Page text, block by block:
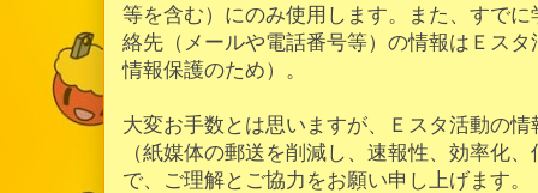
等を含む）にのみ使用します。また、すで
絡先（メールや電話番号等）の情報はＥス
情報保護のため）。
大変お手数とは思いますが、Ｅスタ活動の
（紙媒体の郵送を削減し、速報性、効率化
で、ご理解とご協力をお願い申し上げます。